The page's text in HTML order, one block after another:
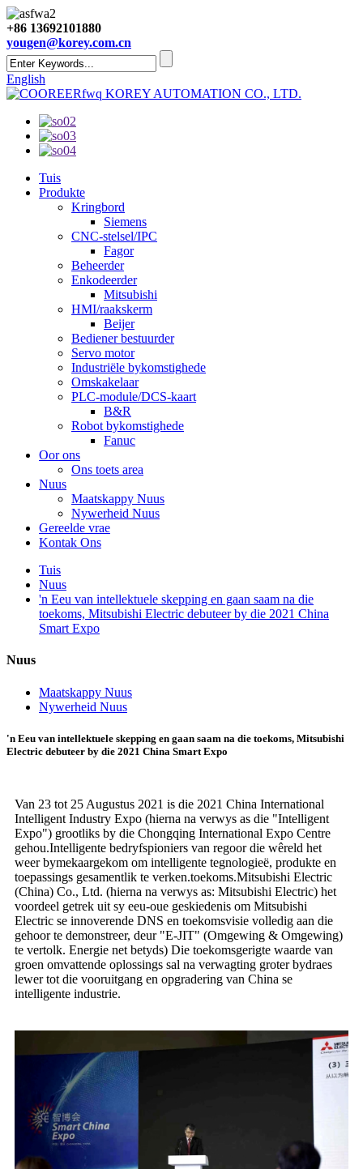
+86 13692101880
yougen@korey.com.cn
English
KOREY AUTOMATION CO., LTD.
Tuis
Produkte
Kringbord
Siemens
CNC-stelsel/IPC
Fagor
Beheerder
Enkodeerder
Mitsubishi
HMI/raakskerm
Beijer
Bediener bestuurder
Servo motor
Industriële bykomstighede
Omskakelaar
PLC-module/DCS-kaart
B&R
Robot bykomstighede
Fanuc
Oor ons
Ons toets area
Nuus
Maatskappy Nuus
Nywerheid Nuus
Gereelde vrae
Kontak Ons
Tuis
Nuus
'n Eeu van intellektuele skepping en gaan saam na die
toekoms, Mitsubishi Electric debuteer by die 2021 China
Smart Expo
Nuus
Maatskappy Nuus
Nywerheid Nuus
'n Eeu van intellektuele skepping en gaan saam na die toekoms, Mitsubishi
Electric debuteer by die 2021 China Smart Expo
Van 23 tot 25 Augustus 2021 is die 2021 China International
Intelligent Industry Expo (hierna na verwys as die "Intelligent
Expo") grootliks by die Chongqing International Expo Centre
gehou.Intelligente bedryfspioniers van regoor die wêreld het
weer bymekaargekom om intelligente tegnologieë, produkte en
toepassings gesamentlik te verken.toekoms.Mitsubishi Electric
(China) Co., Ltd. (hierna na verwys as: Mitsubishi Electric) het
voordeel getrek uit sy eeu-oue geskiedenis om Mitsubishi
Electric se innoverende DNS en toekomsvisie volledig aan die
gehoor te demonstreer, deur "E-JIT" (Omgewing & Omgewing)
te vertolk. Energie net betyds) Die toekomsgerigte waarde van
groen omvattende oplossings sal na verwagting groter bydraes
lewer tot die vooruitgang en opgradering van China se
intelligente industrie.